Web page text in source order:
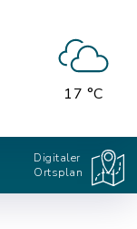
17 °C
Digitaler
Ortsplan